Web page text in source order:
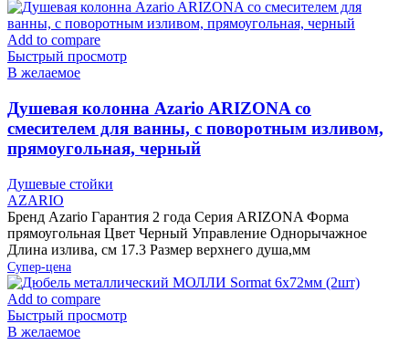
Add to compare
Быстрый просмотр
В желаемое
Душевая колонна Azario ARIZONA со
смесителем для ванны, с поворотным изливом,
прямоугольная, черный
Душевые стойки
AZARIO
Бренд Azario Гарантия 2 года Серия ARIZONA Форма
прямоугольная Цвет Черный Управление Однорычажное
Длина излива, см 17.3 Размер верхнего душа,мм
Супер-цена
Add to compare
Быстрый просмотр
В желаемое